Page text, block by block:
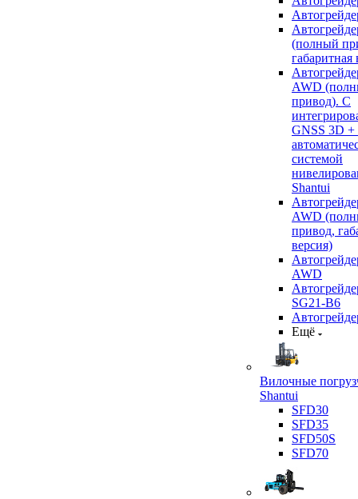
(полный
габаритная
AWD
привод). С
GNSS 3D +
системой
Shantui
AWD
привод,
версия)
AWD
SG21-B6
Ещё
Вилочные
Shantui
SFD30
SFD35
SFD50S
SFD70